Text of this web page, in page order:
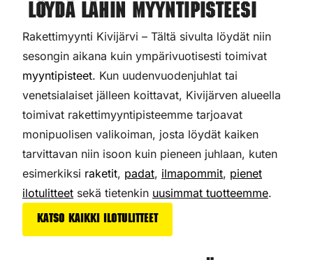
Löydä lähin myyntipisteesi
Rakettimyynti Kivijärvi – Tältä sivulta löydät niin
sesongin aikana kuin ympärivuotisesti toimivat
myyntipisteet. Kun uudenvuodenjuhlat tai
venetsialaiset jälleen koittavat, Kivijärven alueella
toimivat rakettimyyntipisteemme tarjoavat
monipuolisen valikoiman, josta löydät kaiken
tarvittavan niin isoon kuin pieneen juhlaan, kuten
esimerkiksi raketit, padat, ilmapommit, pienet
ilotulitteet sekä tietenkin uusimmat tuotteemme.
Katso kaikki ilotulitteet